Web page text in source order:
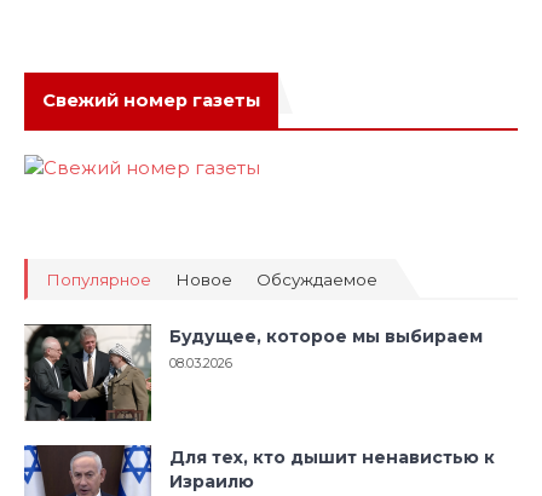
Свежий номер газеты
Популярное Новое Обсуждаемое
Будущее, которое мы выбираем
08.03.2026
Для тех, кто дышит ненавистью к
Израилю